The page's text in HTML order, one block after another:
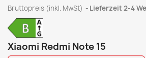
Bruttopreis (inkl. MwSt) Lieferzeit 2-4
Xiaomi Redmi Note 15